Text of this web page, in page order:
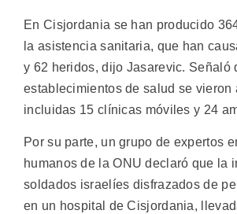
En Cisjordania se han producido
la asistencia sanitaria, que han
y 62 heridos, dijo Jasarevic. Señaló
establecimientos de salud se vieron
incluidas 15 clínicas móviles y 24
Por su parte, un grupo de expertos
humanos de la ONU declaró que la
soldados israelíes disfrazados de
en un hospital de Cisjordania,